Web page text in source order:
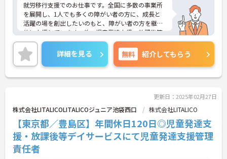
就労移行支援でのお仕事です。全国に多数の事業所
を展開し、1人でも多くの障がい者の方に、成長と
活躍の場を創出したいのもと、障がい者の方を継続
的に支援しています。他、児童発達支援、放課後等
デイサービスも展開しており安定感も抜群です。
ご興味ある方には、面接対策ポイントなど、さらに
詳細をお話しいたしますのでお気軽にご相談くださ
い！
詳細を見る 無料 紹介してもらう
更新日：2025年02月27日
株式会社LITALICOLITALICOジュニア池袋西口 株式会社LITALICO
【東京都／豊島区】年間休日120日◎児童発達支
援・放課後等デイサービスにて児童発達支援管理
責任者